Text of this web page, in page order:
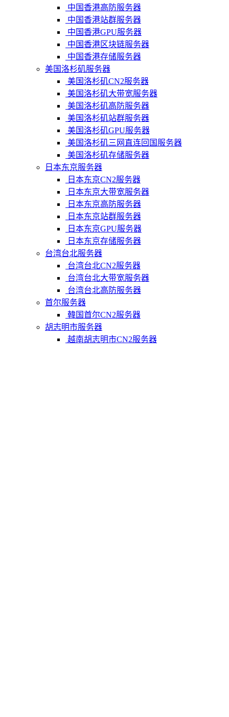
中国香港高防服务器
中国香港站群服务器
中国香港GPU服务器
中国香港区块链服务器
中国香港存储服务器
美国洛杉矶服务器
美国洛杉矶CN2服务器
美国洛杉矶大带宽服务器
美国洛杉矶高防服务器
美国洛杉矶站群服务器
美国洛杉矶GPU服务器
美国洛杉矶三网直连回国服务器
美国洛杉矶存储服务器
日本东京服务器
日本东京CN2服务器
日本东京大带宽服务器
日本东京高防服务器
日本东京站群服务器
日本东京GPU服务器
日本东京存储服务器
台湾台北服务器
台湾台北CN2服务器
台湾台北大带宽服务器
台湾台北高防服务器
首尔服务器
韓国首尔CN2服务器
胡志明市服务器
越南胡志明市CN2服务器